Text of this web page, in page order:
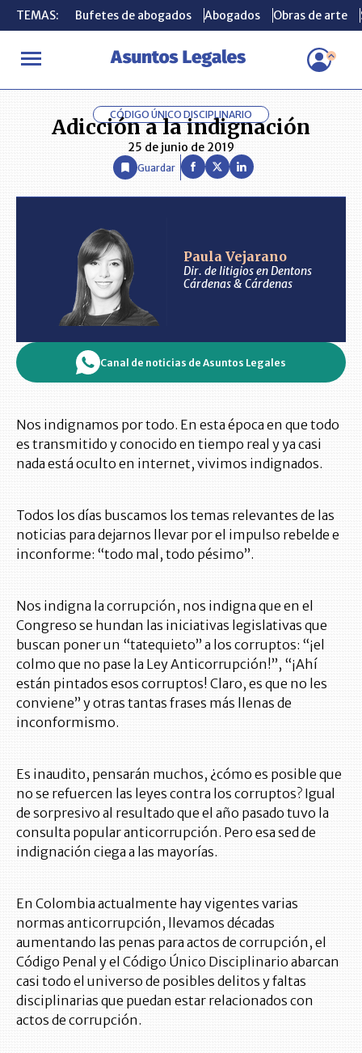
TEMAS: Bufetes de abogados Abogados Obras de arte
INICIO ANÁLISIS PAULA VEJARANO Adicción a la indignación
TEMAS: Bufetes de abogados Abogados Obras de arte
CÓDIGO ÚNICO DISCIPLINARIO
Adicción a la indignación
25 de junio de 2019
Guardar
Paula Vejarano
Dir. de litigios en Dentons
Cárdenas & Cárdenas
Canal de noticias de Asuntos Legales
Nos indignamos por todo. En esta época en que todo
es transmitido y conocido en tiempo real y ya casi
nada está oculto en internet, vivimos indignados.
Todos los días buscamos los temas relevantes de las
noticias para dejarnos llevar por el impulso rebelde e
inconforme: “todo mal, todo pésimo”.
Nos indigna la corrupción, nos indigna que en el
Congreso se hundan las iniciativas legislativas que
buscan poner un “tatequieto” a los corruptos: “¡el
colmo que no pase la Ley Anticorrupción!”, “¡Ahí
están pintados esos corruptos! Claro, es que no les
conviene” y otras tantas frases más llenas de
inconformismo.
Es inaudito, pensarán muchos, ¿cómo es posible que
no se refuercen las leyes contra los corruptos? Igual
de sorpresivo al resultado que el año pasado tuvo la
consulta popular anticorrupción. Pero esa sed de
indignación ciega a las mayorías.
En Colombia actualmente hay vigentes varias
normas anticorrupción, llevamos décadas
aumentando las penas para actos de corrupción, el
Código Penal y el Código Único Disciplinario abarcan
casi todo el universo de posibles delitos y faltas
disciplinarias que puedan estar relacionados con
actos de corrupción.